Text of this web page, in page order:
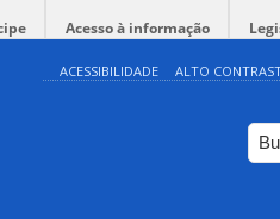
Acesso à informação
ACESSIBILIDADE ALTO